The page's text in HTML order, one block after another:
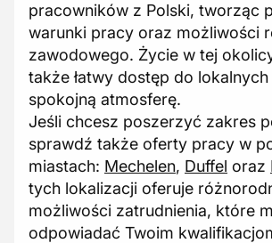
pracowników z Polski, tworząc
warunki pracy oraz możliwości
zawodowego. Życie w tej
także łatwy dostęp do
spokojną atmosferę.
Jeśli chcesz poszerzyć zakres
sprawdź także oferty pracy w
miastach: Mechelen, Duffel oraz
tych lokalizacji oferuje
możliwości zatrudnienia, które
odpowiadać Twoim